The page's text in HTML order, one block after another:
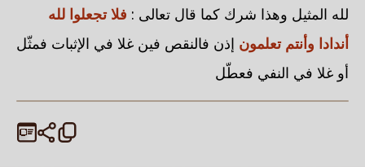
لله المثيل وهذا شرك كما قال تعالى : فلا تجعلوا لله
أندادا وأنتم تعلمون إذن فالنقص فين غلا في الإثبات فمثّل
أو غلا في النفي فعطّل